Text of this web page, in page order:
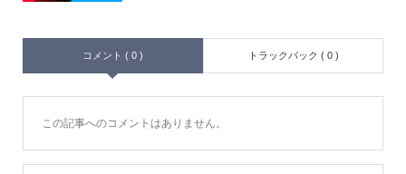
コメント ( 0 ) トラックバック ( 0 )
この記事へのコメントはありません。